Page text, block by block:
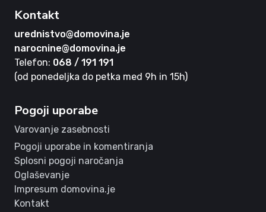
Kontakt
urednistvo@domovina.je
narocnine@domovina.je
Telefon: 068 / 191 191
(od ponedeljka do petka med 9h in 15h)
Pogoji uporabe
Varovanje zasebnosti
Pogoji uporabe in komentiranja
Splosni pogoji naročanja
Oglaševanje
Impresum domovina.je
Kontakt